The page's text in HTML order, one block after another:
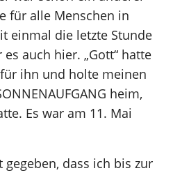
für alle Menschen in
einmal die letzte Stunde
auch hier. „Gott“ hatte
ihn und holte meinen
heim,
Es war am 11. Mai
dass ich bis zur